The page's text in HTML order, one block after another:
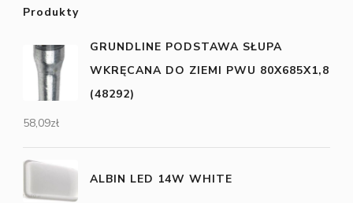
Produkty
GRUNDLINE PODSTAWA SŁUPA
WKRĘCANA DO ZIEMI PWU 80X685X1,8
(48292)
58,09zł
ALBIN LED 14W WHITE